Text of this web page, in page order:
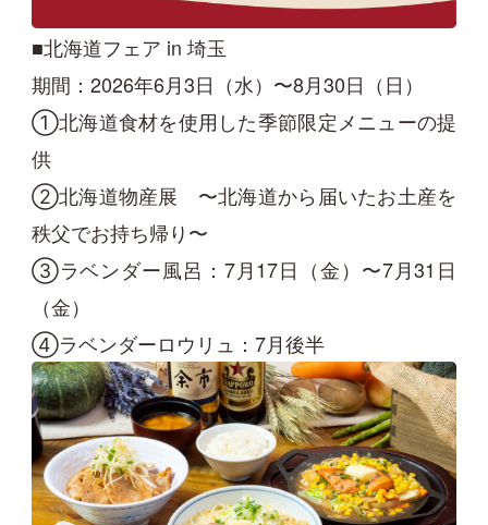
■北海道フェア in 埼玉
期間：2026年6月3日（水）〜8月30日（日）
①北海道食材を使用した季節限定メニューの提
供
②北海道物産展 〜北海道から届いたお土産を
秩父でお持ち帰り〜
③ラベンダー風呂：7月17日（金）〜7月31日
（金）
④ラベンダーロウリュ：7月後半